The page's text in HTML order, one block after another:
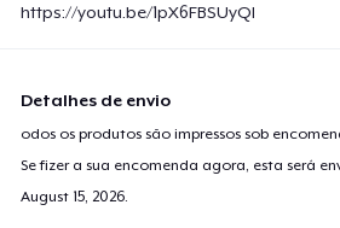
https://youtu.be/1pX6FBSUyQI
Detalhes de envio
odos os produtos são impressos sob
Se fizer a sua encomenda agora, esta será
August 15, 2026.